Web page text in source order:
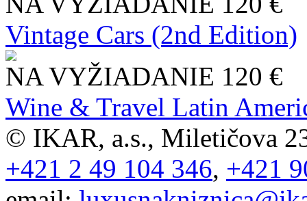
Vintage Cars (2nd Edition)
NA VYŽIADANIE 120 €
Wine & Travel Latin
© IKAR, a.s., Miletičova
+421 2 49 104 346, +421